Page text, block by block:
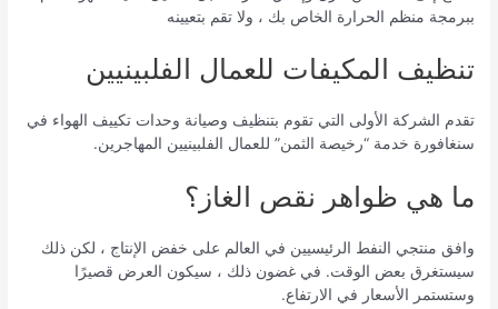
ببرمجة منظم الحرارة الخاص بك ، ولا تقم بتعيينه
تنظيف المكيفات للعمال الفلبينيين
تقدم الشركة الأولى التي تقوم بتنظيف وصيانة وحدات تكييف الهواء في
سنغافورة خدمة “رخيصة الثمن” للعمال الفلبينيين المهاجرين.
ما هي ظواهر نقص الغاز؟
وافق منتجي النفط الرئيسيين في العالم على خفض الإنتاج ، لكن ذلك
سيستغرق بعض الوقت. في غضون ذلك ، سيكون العرض قصيرًا
وستستمر الأسعار في الارتفاع.